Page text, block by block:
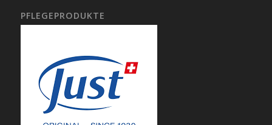
PFLEGEPRODUKTE